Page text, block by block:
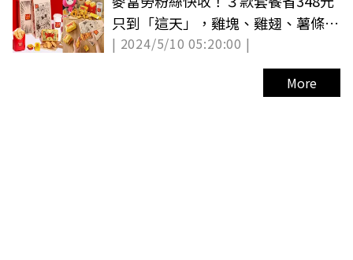
只到「這天」，雞塊、雞翅、薯條通
通有
| 2024/5/10 05:20:00 |
More